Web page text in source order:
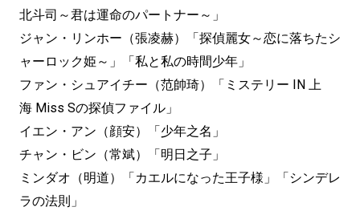
北斗司～君は運命のパートナー～」
ジャン・リンホー（張凌赫）「探偵麗女～恋に落ちたシ
ャーロック姫～」「私と私の時間少年」
ファン・シュアイチー（范帥琦）「ミステリー IN 上
海 Miss Sの探偵ファイル」
イエン・アン（顔安）「少年之名」
チャン・ビン（常斌）「明日之子」
ミンダオ（明道）「カエルになった王子様」「シンデレ
ラの法則」